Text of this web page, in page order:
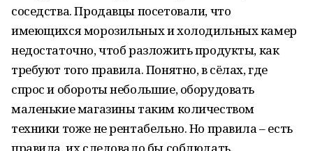
соседства. Продавцы посетовали, что
имеющихся морозильных и холодильных камер
недостаточно, чтоб разложить продукты, как
требуют того правила. Понятно, в сёлах, где
спрос и обороты небольшие, оборудовать
маленькие магазины таким количеством
техники тоже не рентабельно. Но правила – есть